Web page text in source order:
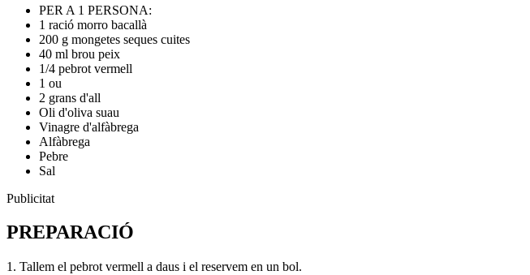
PER A 1 PERSONA:
1 ració morro bacallà
200 g mongetes seques cuites
40 ml brou peix
1/4 pebrot vermell
1 ou
2 grans d'all
Oli d'oliva suau
Vinagre d'alfàbrega
Alfàbrega
Pebre
Sal
Publicitat
PREPARACIÓ
1. Tallem el pebrot vermell a daus i el reservem en un bol.